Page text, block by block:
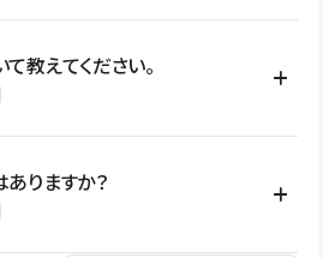
トを活用して更新範囲を設計しておく
くい状態で運用できます。 さらにコン
えずに更新作業を進めやすくなりま
教えてください。
ービスを安全に利用できるよう、通信
クセス管理、脆弱性対策など、複数の観
りますか？